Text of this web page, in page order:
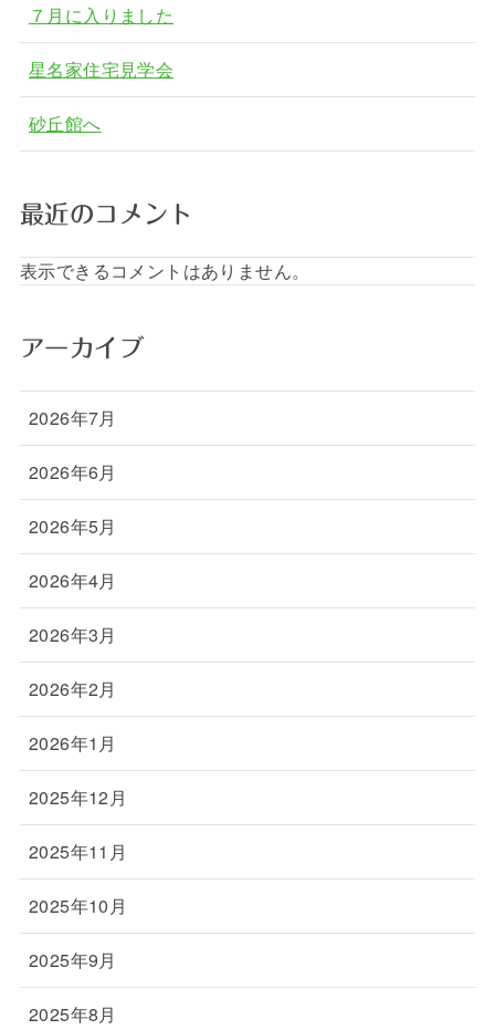
７月に入りました
星名家住宅見学会
砂丘館へ
最近のコメント
表示できるコメントはありません。
アーカイブ
2026年7月
2026年6月
2026年5月
2026年4月
2026年3月
2026年2月
2026年1月
2025年12月
2025年11月
2025年10月
2025年9月
2025年8月